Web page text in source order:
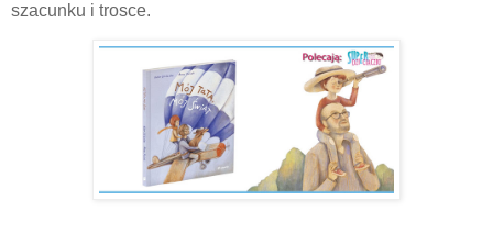
szacunku i trosce.